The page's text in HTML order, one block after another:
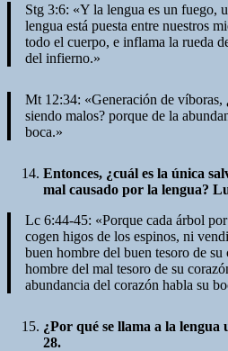
Stg 3:6: «Y la lengua es un fuego,
lengua está puesta entre nuestros
todo el cuerpo, e inflama la rueda
del infierno.»
Mt 12:34: «Generación de víboras,
siendo malos? porque de la
boca.»
Entonces, ¿cuál es la única
mal causado por la lengua?
Lc 6:44-45: «Porque cada árbol
cogen higos de los espinos, ni
buen hombre del buen tesoro de
hombre del mal tesoro de su
abundancia del corazón habla su
¿Por qué se llama a la
28.